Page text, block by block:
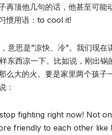
再顶他几句的话，他甚至可能
惯用语：to cool it!
意思是”凉快、冷”。我们现
东西凉一下。比如说，刚出
么大的火。要是家里两个孩
：
fighting right now! Not
friendly to each other like